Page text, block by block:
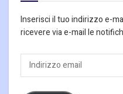
Inserisci il tuo indirizzo e-
ricevere via e-mail le
Indirizzo
email